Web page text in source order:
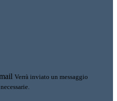
Verrà inviato un messaggio